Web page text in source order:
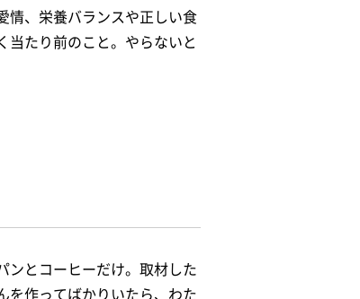
情、栄養バランスや正しい食
当たり前のこと。やらないと
ンとコーヒーだけ。取材した
作ってばかりいたら、 わた